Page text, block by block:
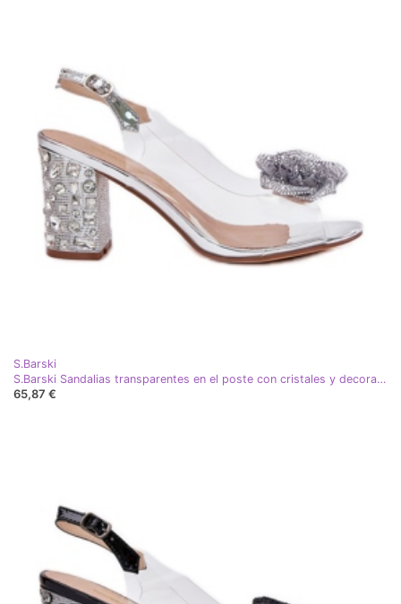
S.Barski
S.Barski Sandalias transparentes en el poste con cristales y decoración MR51-702 Silver plata
65,87 €